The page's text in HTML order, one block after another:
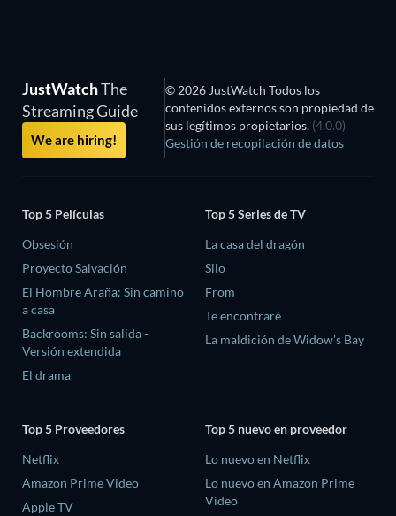
JustWatchThe
Streaming Guide
We are hiring!
© 2026 JustWatch Todos los
contenidos externos son propiedad de
sus legítimos propietarios. (4.0.0)
Gestión de recopilación de datos
Top 5 Películas
Obsesión
Proyecto Salvación
El Hombre Araña: Sin camino
a casa
Backrooms: Sin salida -
Versión extendida
El drama
Top 5 Series de TV
La casa del dragón
Silo
From
Te encontraré
La maldición de Widow's Bay
Top 5 Proveedores
Netflix
Amazon Prime Video
Apple TV
Top 5 nuevo en proveedor
Lo nuevo en Netflix
Lo nuevo en Amazon Prime
Video